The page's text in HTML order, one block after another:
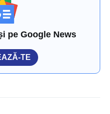
pe Google News
TE